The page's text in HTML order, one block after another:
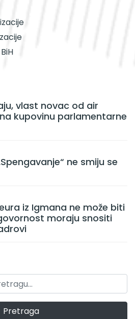
vlast novac od air
kupovinu parlamentarne
ne smiju se
iz Igmana ne može biti
moraju snositi
Pretraga